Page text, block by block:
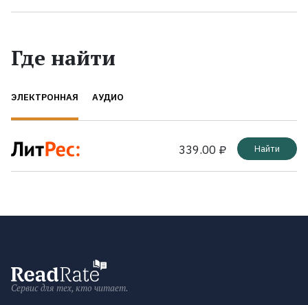
Где найти
ЭЛЕКТРОННАЯ АУДИО
339.00 ₽ Найти
Сервис для тех, кто читает.